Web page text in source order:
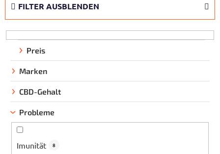
t
o
e
FILTER AUSBLENDEN
Preis
Marken
CBD-Gehalt
Probleme
Imunität 8